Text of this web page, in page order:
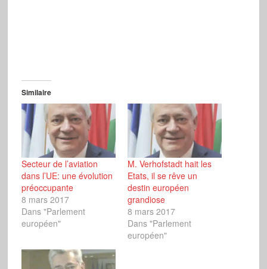
Similaire
Secteur de l’aviation
dans l’UE: une évolution
préoccupante
8 mars 2017
Dans "Parlement
européen"
M. Verhofstadt hait les
Etats, il se rêve un
destin européen
grandiose
8 mars 2017
Dans "Parlement
européen"